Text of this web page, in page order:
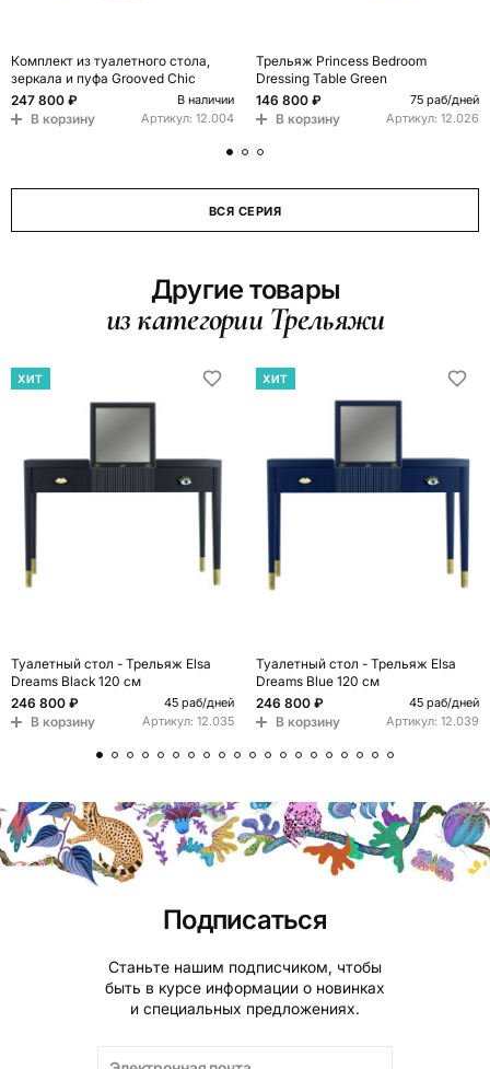
Комплект из туалетного стола,
зеркала и пуфа Grooved Chic
247 800 ₽
В наличии
В корзину Артикул: 12.004
Трельяж Princess Bedroom
Dressing Table Green
146 800 ₽
75 раб/дней
В корзину Артикул: 12.026
ВСЯ СЕРИЯ
Другие товары
из категории Трельяжи
ХИТ
Туалетный стол - Трельяж Elsa
Dreams Black 120 см
246 800 ₽
45 раб/дней
В корзину Артикул: 12.035
ХИТ
Туалетный стол - Трельяж Elsa
Dreams Blue 120 см
246 800 ₽
45 раб/дней
В корзину Артикул: 12.039
Подписаться
Станьте нашим подписчиком, чтобы
быть в курсе информации о новинках
и специальных предложениях.